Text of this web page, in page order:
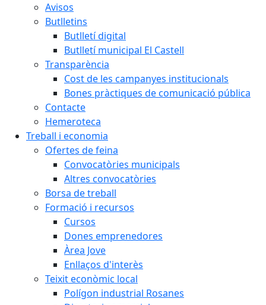
Avisos
Butlletins
Butlletí digital
Butlletí municipal El Castell
Transparència
Cost de les campanyes institucionals
Bones pràctiques de comunicació pública
Contacte
Hemeroteca
Treball i economia
Ofertes de feina
Convocatòries municipals
Altres convocatòries
Borsa de treball
Formació i recursos
Cursos
Dones emprenedores
Àrea Jove
Enllaços d'interès
Teixit econòmic local
Polígon industrial Rosanes